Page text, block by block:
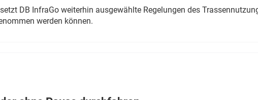
DB InfraGo weiterhin ausgewählte Regelungen des
werden können.